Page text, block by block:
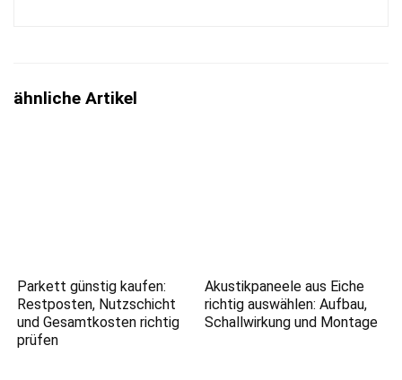
ähnliche Artikel
Parkett günstig kaufen:
Restposten, Nutzschicht
und Gesamtkosten richtig
prüfen
Akustikpaneele aus Eiche
richtig auswählen: Aufbau,
Schallwirkung und Montage